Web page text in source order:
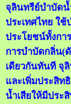
จุลินทรีย์บำบัด
ประเทศไทย ใช้
ประโยชน์ทั้งกา
การบำบัดกลิ่น(
เดียวกันทันที จุ
และเพิ่มประสิท
น้ำเสียให้มีประ